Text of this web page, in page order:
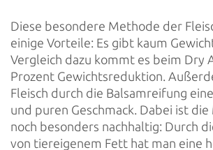
Diese besondere Methode der
einige Vorteile: Es gibt kaum
Vergleich dazu kommt es beim Dry
Prozent Gewichtsreduktion.
Fleisch durch die Balsamreifung
und puren Geschmack. Dabei ist
noch besonders nachhaltig: Durch
von tiereigenem Fett hat man eine